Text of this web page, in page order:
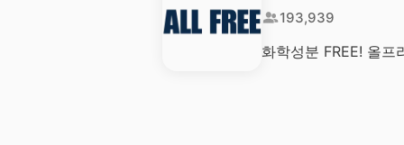
193,939
화학성분 FREE! 올프